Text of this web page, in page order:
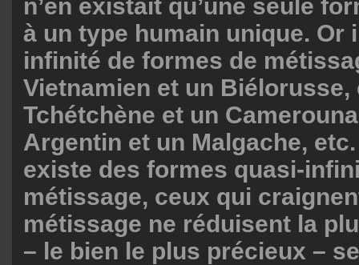
n’en existait qu’une seule
à un type humain unique. Or
infinité de formes de
Vietnamien et un Biélorusse,
Tchétchène et un
Argentin et un Malgache,
existe des formes quasi-
métissage, ceux qui
métissage ne réduisent la
– le bien le plus précieux –